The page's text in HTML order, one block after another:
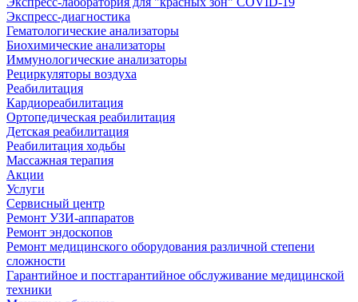
Экспресс-диагностика
Гематологические анализаторы
Биохимические анализаторы
Иммунологические анализаторы
Рециркуляторы воздуха
Реабилитация
Кардиореабилитация
Ортопедическая реабилитация
Детская реабилитация
Реабилитация ходьбы
Массажная терапия
Акции
Услуги
Сервисный центр
Ремонт УЗИ-аппаратов
Ремонт эндоскопов
Ремонт медицинского оборудования различной степени
сложности
Гарантийное и постгарантийное обслуживание медицинской
техники